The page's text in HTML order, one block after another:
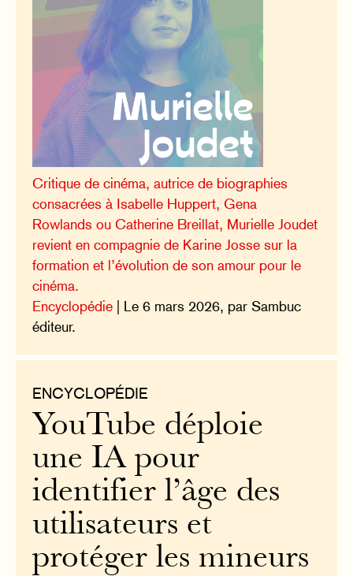
Critique de cinéma, autrice de biographies
consacrées à Isabelle Huppert, Gena
Rowlands ou Catherine Breillat, Murielle Joudet
revient en compagnie de Karine Josse sur la
formation et l’évolution de son amour pour le
cinéma.
Encyclopédie | Le 6 mars 2026, par Sambuc
éditeur.
ENCYCLOPÉDIE
YouTube déploie
une IA pour
identifier l’âge des
utilisateurs et
protéger les mineurs